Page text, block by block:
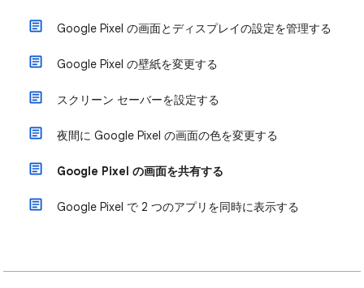
Google Pixel の画面とディスプレイの設定を管理する
Google Pixel の壁紙を変更する
スクリーン セーバーを設定する
夜間に Google Pixel の画面の色を変更する
Google Pixel の画面を共有する
Google Pixel で 2 つのアプリを同時に表示する